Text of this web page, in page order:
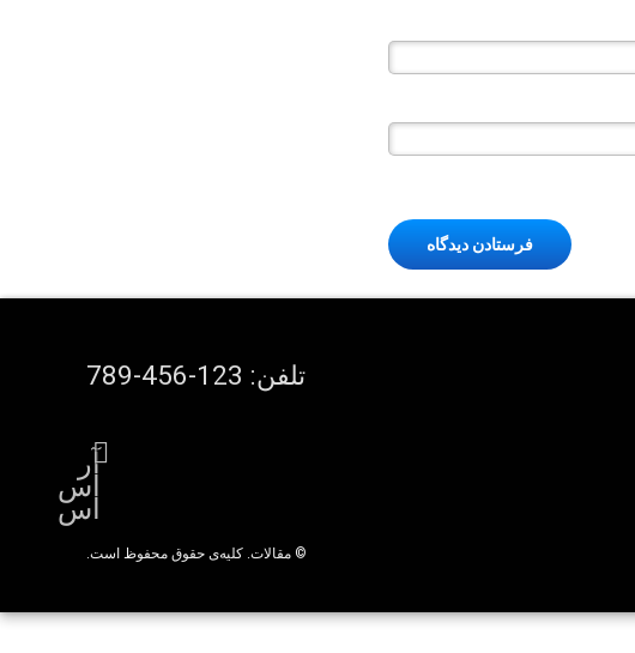
تلفن: 123-456-789
آر
اس
اس
© مقالات. کلیه‌ی حقوق محفوظ است.